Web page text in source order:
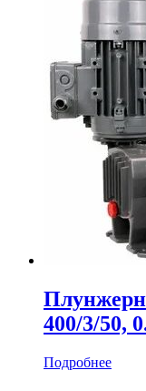
400/3/50,
Подробнее